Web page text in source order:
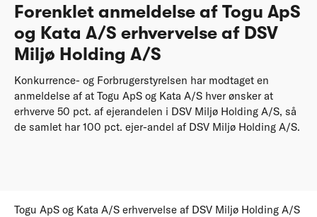
Forenklet anmeldelse af Togu ApS
og Kata A/S erhvervelse af DSV
Miljø Holding A/S
Konkurrence- og Forbrugerstyrelsen har modtaget en
anmeldelse af at Togu ApS og Kata A/S hver ønsker at
erhverve 50 pct. af ejerandelen i DSV Miljø Holding A/S, så
de samlet har 100 pct. ejer-andel af DSV Miljø Holding A/S.
Togu ApS og Kata A/S erhvervelse af DSV Miljø Holding A/S